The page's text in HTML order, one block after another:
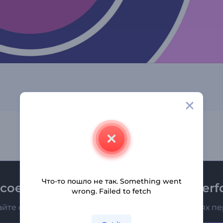
к рассылке
о последних новостях и новых предложениях
Что-то пошло не так. Something went
wrong. Failed to fetch